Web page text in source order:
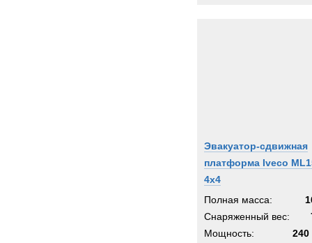
Эвакуатор-сдвижная
платформа Iveco
4x4
Полная масса:
Снаряженный вес:
Мощность:
240